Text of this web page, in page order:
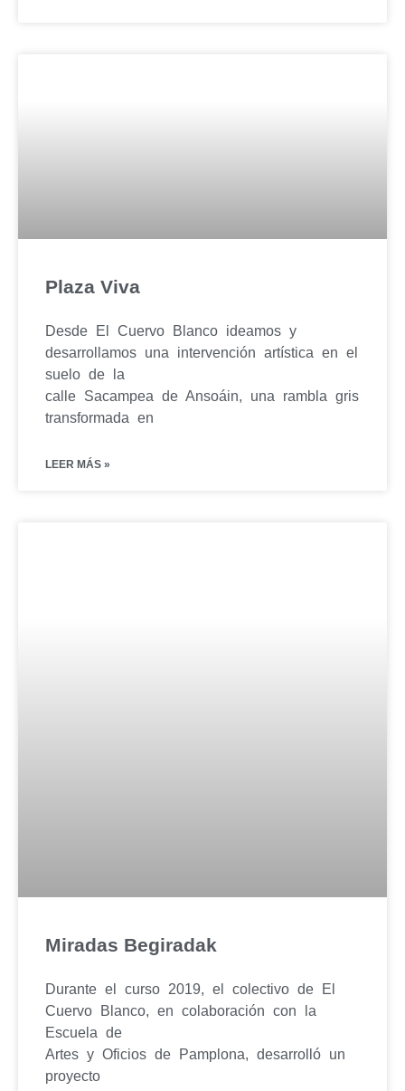
Plaza Viva
Desde El Cuervo Blanco ideamos y
desarrollamos una intervención artística en el
suelo de la
calle Sacampea de Ansoáin, una rambla gris
transformada en
LEER MÁS »
Miradas Begiradak
Durante el curso 2019, el colectivo de El
Cuervo Blanco, en colaboración con la
Escuela de
Artes y Oficios de Pamplona, desarrolló un
proyecto